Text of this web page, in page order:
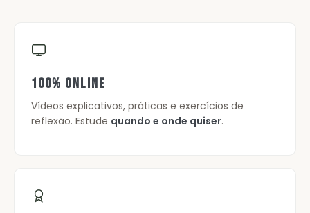
100% ONLINE
Vídeos explicativos, práticas e exercícios de
reflexão. Estude quando e onde quiser.